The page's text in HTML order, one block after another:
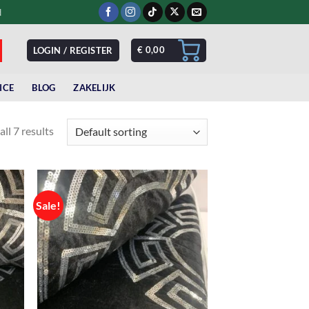
LOGIN / REGISTER € 0,00
BLOG ZAKELIJK
7 results
Sale!